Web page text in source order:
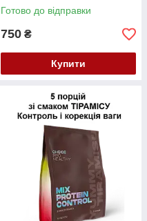
Готово до відправки
750 ₴
Купити